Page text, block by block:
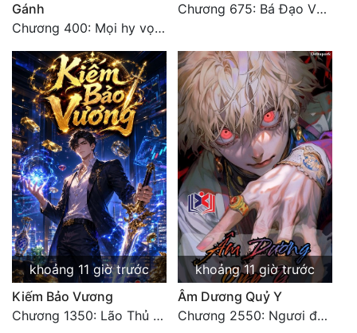
Cơ Trí
Điềm Đạm
Gánh
Chương 400: Mọi hy vọng đặt trên Tô Mặc!
Chương 675: Bá Đạo Vương Gia
khoảng 11 giờ trước
Kiếm Bảo Vương
Chương 1350: Lão Thủ (4/5)
khoảng 11 giờ trước
Âm Dương Quỷ Y
Chương 2550: Ngươi đoán xem